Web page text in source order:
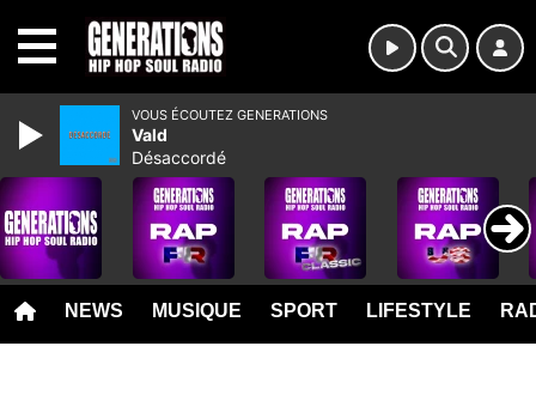
NEWS MUSIQUE SPORT LIFESTYLE
VOUS ÉCOUTEZ GENERATIONS
Vald
Désaccordé